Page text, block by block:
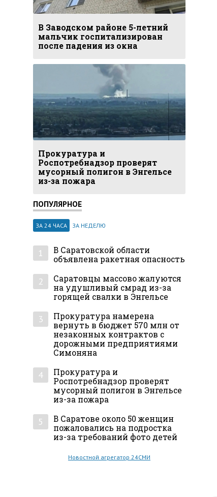
В Заводском районе 5-летний
мальчик госпитализирован
после падения из окна
Прокуратура и
Роспотребнадзор проверят
мусорный полигон в Энгельсе
из-за пожара
ПОПУЛЯРНОЕ
ЗА 24 ЧАСА ЗА НЕДЕЛЮ
1
В Саратовской области
объявлена ракетная опасность
2
Саратовцы массово жалуются
на удушливый смрад из-за
горящей свалки в Энгельсе
3
Прокуратура намерена
вернуть в бюджет 570 млн от
незаконных контрактов с
дорожными предприятиями
Симоняна
4
Прокуратура и
Роспотребнадзор проверят
мусорный полигон в Энгельсе
из-за пожара
5
В Саратове около 50 женщин
пожаловались на подростка
из-за требований фото детей
Новостной агрегатор 24СМИ